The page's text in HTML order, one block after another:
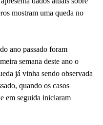
mostram uma queda no
ano passado foram
semana deste ano o
já vinha sendo observada
quando os casos
em seguida iniciaram